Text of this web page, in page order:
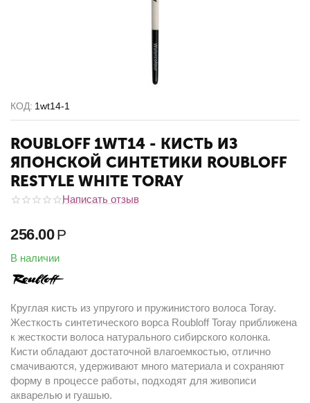
КОД: 1wt14-1
ROUBLOFF 1WT14 - КИСТЬ ИЗ
ЯПОНСКОЙ СИНТЕТИКИ ROUBLOFF
RESTYLE WHITE TORAY
Написать отзыв
256.00 Р
В наличии
Круглая кисть из упругого и пружинистого волоса Toray.
Жесткость синтетического ворса Roubloff Toray приближена
к жесткости волоса натурального сибирского колонка.
Кисти обладают достаточной влагоемкостью, отлично
смачиваются, удерживают много материала и сохраняют
форму в процессе работы, подходят для живописи
акварелью и гуашью.